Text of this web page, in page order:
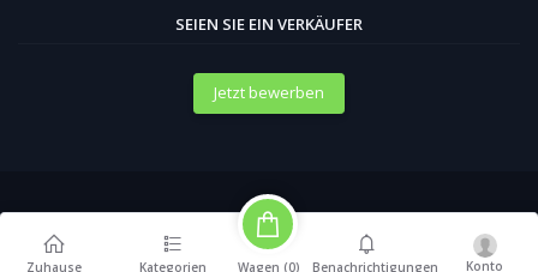
SEIEN SIE EIN VERKÄUFER
Jetzt bewerben
Zuhause Kategorien Wagen (0) Benachrichtigungen Konto